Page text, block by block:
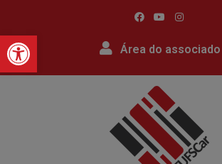
Barra de Área do associado